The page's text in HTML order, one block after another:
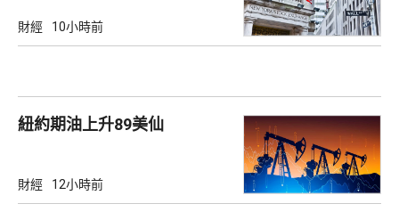
財經 10小時前
紐約期油上升89美仙
財經 12小時前